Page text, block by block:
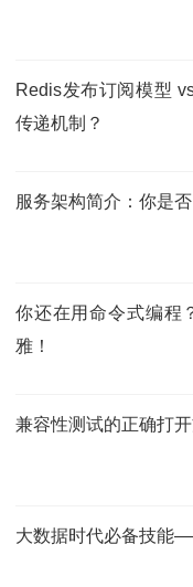
Redis发布订阅模型
传递机制？
服务架构简介：你是
你还在用命令式编程
雅！
兼容性测试的正确打
大数据时代必备技能